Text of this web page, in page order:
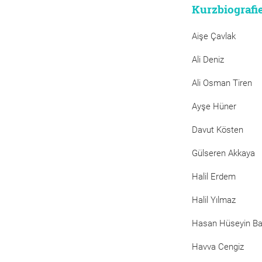
Aişe Çavlak
Ali Deniz
Ali Osman Tiren
Ayşe Hüner
Davut Kösten
Gülseren Akkaya
Halil Erdem
Halil Yılmaz
Hasan Hüseyin
Havva Cengiz